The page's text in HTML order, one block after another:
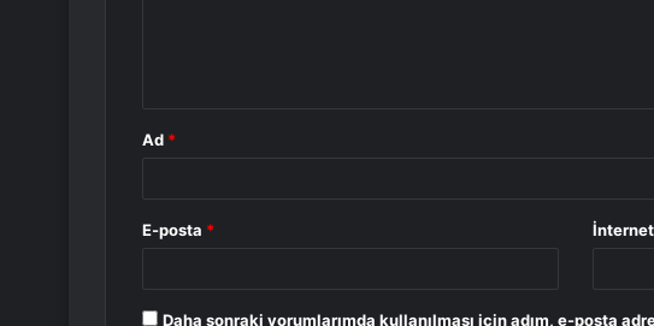
Ad *
E-posta *
Daha sonraki yorumlarımda kullanılması için adım, e-posta